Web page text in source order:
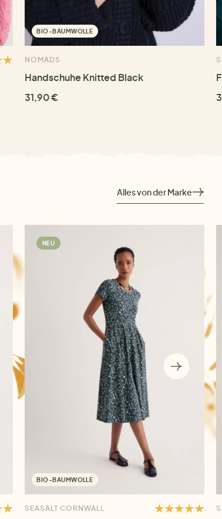
BIO-BAUMWOLLE
NOMADS
Handschuhe Knitted Black
31,90 €
Alles von der Marke
NEU
BIO-BAUMWOLLE
SEASALT CORNWALL